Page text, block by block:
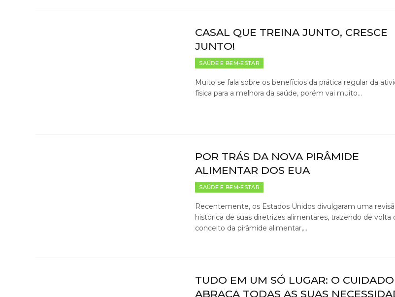
CASAL QUE TREINA JUNTO, CRESCE
JUNTO!
SAÚDE E BEM-ESTAR
Muito se fala sobre os benefícios da prática regular da
física para a melhora da saúde, porém vai muito…
POR TRÁS DA NOVA PIRÂMIDE
ALIMENTAR DOS EUA
SAÚDE E BEM-ESTAR
Recentemente, os Estados Unidos divulgaram uma
histórica de suas diretrizes alimentares, trazendo de volta
conceito da pirâmide alimentar,…
TUDO EM UM SÓ LUGAR: O
ABRAÇA TODAS AS SUAS